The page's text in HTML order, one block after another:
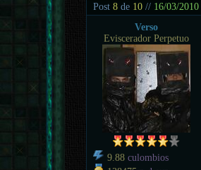
Post8 de 10 // 16/03/2010
Verso
Eviscerador Perpetuo
9.88 culombios